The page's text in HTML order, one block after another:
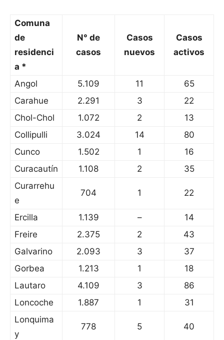
Comuna
de
residenci
a *
N° de
casos
Casos
nuevos
Casos
activos
Angol 5.109 11
65
Carahue
2.291 3
22
Chol-Chol
1.072 2
13
Collipulli
3.024 14
80
Cunco
1.502 1
16
Curacautín
1.108 2
35
Curarrehu
e
704 1 22
Ercilla 1.139 –
14
Freire
2.375 2
43
Galvarino
2.093 3
37
Gorbea
1.213 1
18
Lautaro
4.109 3
86
Loncoche
1.887 1
31
Lonquima
y
778 5 40